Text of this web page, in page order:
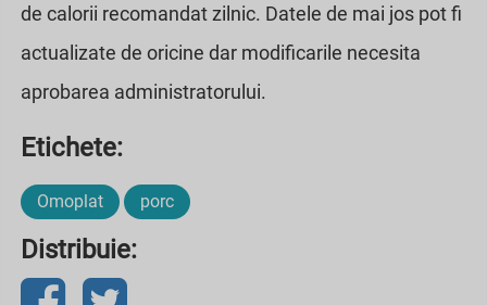
de calorii recomandat zilnic. Datele de mai jos pot fi
actualizate de oricine dar modificarile necesita
aprobarea administratorului.
Etichete:
Omoplat porc
Distribuie: